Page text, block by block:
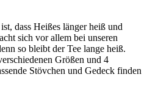
dass Heißes länger heiß und
sich vor allem bei unseren
so bleibt der Tee lange heiß.
Größen und 4
Stövchen und Gedeck finden